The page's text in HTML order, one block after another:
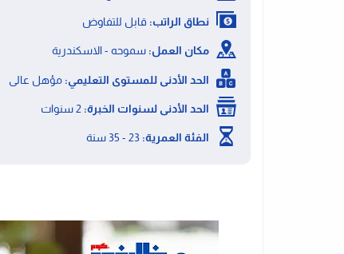
نطاق الراتب: قابل للتفاوض
مكان العمل: سموحه - الاسكندرية
الحد الأدنى للمستوى التعليمي: مؤهل عالى
الحد الأدنى لسنوات الخبرة:
الفئة العمرية: